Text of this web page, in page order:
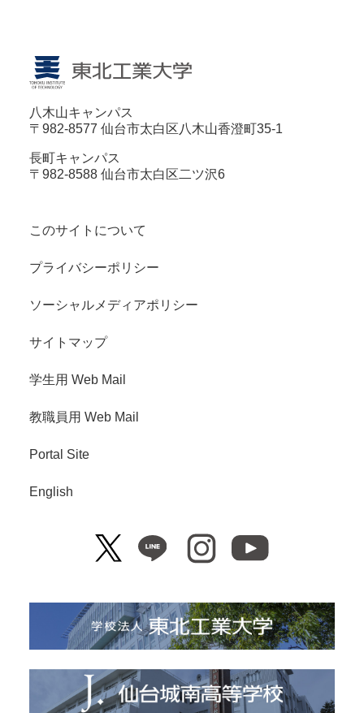
八木山キャンパス
〒982-8577 仙台市太白区八木山香澄町35-1
長町キャンパス
〒982-8588 仙台市太白区二ツ沢6
このサイトについて
プライバシーポリシー
ソーシャルメディアポリシー
サイトマップ
学生用 Web Mail
教職員用 Web Mail
Portal Site
English